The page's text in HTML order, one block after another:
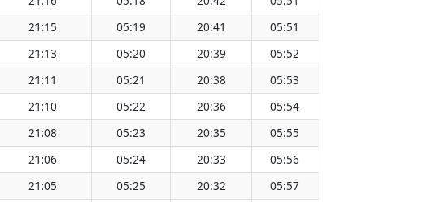
21:15 05:19 20:41 05:51
21:13 05:20 20:39 05:52
21:11 05:21 20:38 05:53
21:10 05:22 20:36 05:54
21:08 05:23 20:35 05:55
21:06 05:24 20:33 05:56
21:05 05:25 20:32 05:57